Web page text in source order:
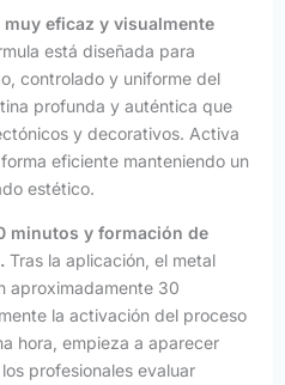
eficaz y visualmente
está diseñada para
controlado y uniforme del
profunda y auténtica que
y decorativos. Activa
eficiente manteniendo un
estético.
minutos y formación de
Tras la aplicación, el metal
aproximadamente 30
la activación del proceso
hora, empieza a aparecer
profesionales evaluar